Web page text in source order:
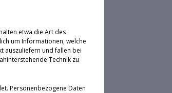
etwa die Art des
um Informationen, welche
auszuliefern und fallen bei
Technik zu
Personenbezogene Daten